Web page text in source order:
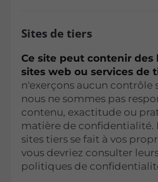
Sites de tiers
Ce site peut contenir des
sites web ou services de
n'exerçons aucun contrôle
nous ne sommes pas
contenu, exactitude ou
matière de confidentialité.
sites tiers se fait à vos
vous devriez consulter
politiques de